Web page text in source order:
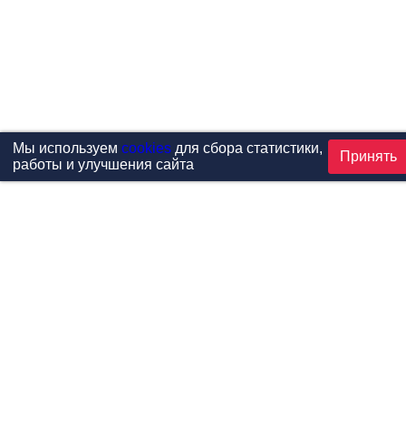
Мы используем cookiesдля сбора статистики,
работы и улучшения сайта
Принять